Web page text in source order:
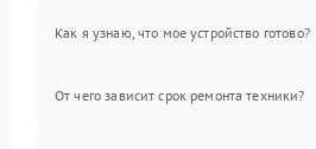
Как я узнаю, что мое устройство готово?
От чего зависит срок ремонта техники?